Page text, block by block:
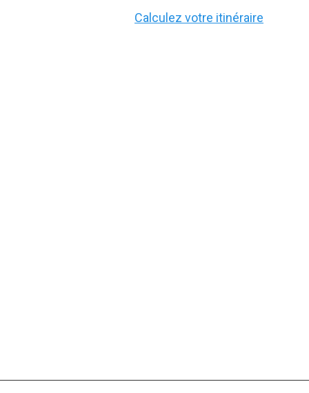
Calculez votre itinéraire